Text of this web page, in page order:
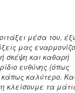
μέσα του,
μας
σκέψη και καθαρή
ευθύνης (όπως
καλύτερο.
κλείσουμε τα